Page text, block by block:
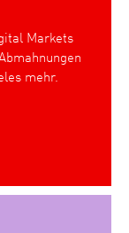
Markets
mehr.